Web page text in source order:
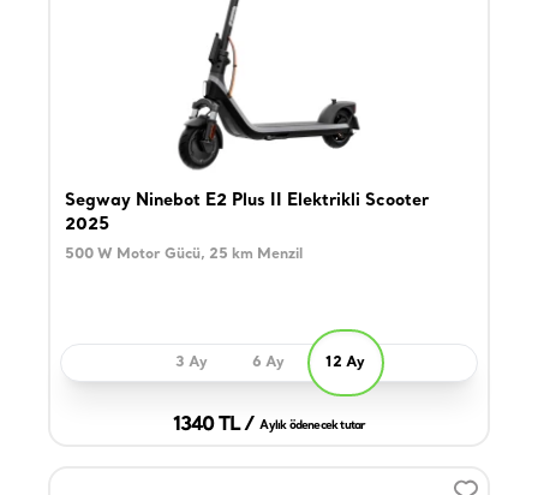
Segway Ninebot E2 Plus II Elektrikli Scooter
2025
500 W Motor Gücü, 25 km Menzil
3 Ay 6 Ay 12 Ay
1340 TL / Aylık ödenecek tutar